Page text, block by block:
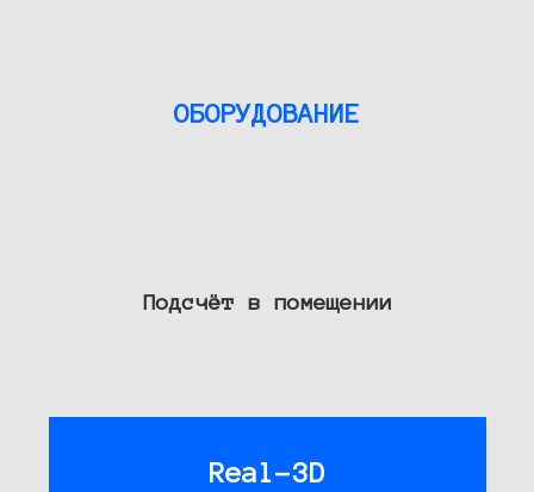
ОБОРУДОВАНИЕ
Подсчёт в помещении
Real-3D